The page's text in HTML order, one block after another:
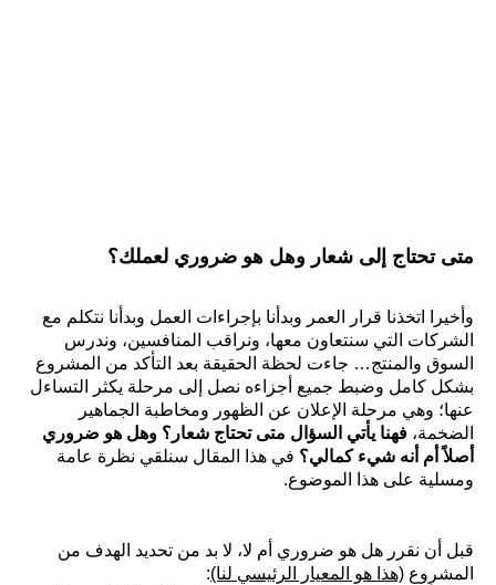
متى تحتاج إلى شعار وهل هو ضروري لعملك؟
وأخيرا اتخذنا قرار العمر وبدأنا بإجراءات العمل وبدأنا نتكلم مع
الشركات التي سنتعاون معها، ونراقب المنافسين، وندرس
السوق والمنتج… جاءت لحظة الحقيقة بعد التأكد من المشروع
بشكل كامل وضبط جميع أجزاءه نصل إلى مرحلة يكثر التساءل
عنها؛ وهي مرحلة الإعلان عن الظهور ومخاطبة الجماهير
الضخمة، فهنا يأتي السؤال متى تحتاج شعار؟ وهل هو ضروري
أصلاً أم أنه شيء كمالي؟ في هذا المقال سنلقي نظرة عامة
ومسلية على هذا الموضوع.
قبل أن نقرر هل هو ضروري أم لا، لا بد من تحديد الهدف من
المشروع (هذا هو المعيار الرئيسي لنا):